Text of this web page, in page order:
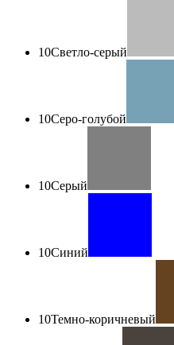
10Светло-серый
10Серо-голубой
10Серый
10Синий
10Темно-коричневый